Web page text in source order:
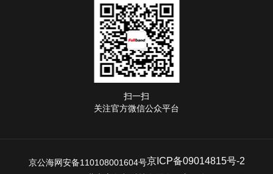
扫一扫
关注官方微信公众平台
京公海网安备110108001604号京ICP备09014815号-2